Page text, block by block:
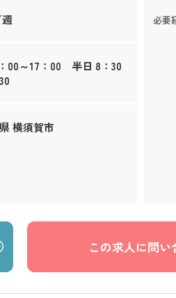
00～17：00 半日 8：30
横須賀市
必要
この求人に問い